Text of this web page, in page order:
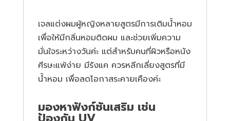
เจลแต่งผมผู้หญิงหลายสูตรมีการเติมน้ำหอม
เพื่อให้มีกลิ่นหอมติดผม และช่วยเพิ่มความ
มั่นใจระหว่างวันค่ะ แต่สำหรับคนที่ผิวหรือหนัง
ศีรษะแพ้ง่าย มีรังแค ควรหลีกเลี่ยงสูตรที่มี
น้ำหอม เพื่อลดโอกาสระคายเคืองค่ะ
มองหาฟังก์ชันเสริม เช่น